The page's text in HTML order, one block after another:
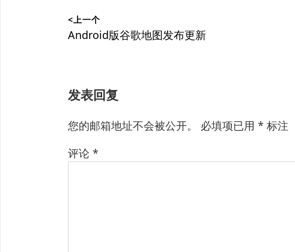
章
航
<上一个
上
章：
Android版谷歌地图发布更新
发表回复
您的邮箱地址不会被公开。 必填项已用 * 标注
评论 *